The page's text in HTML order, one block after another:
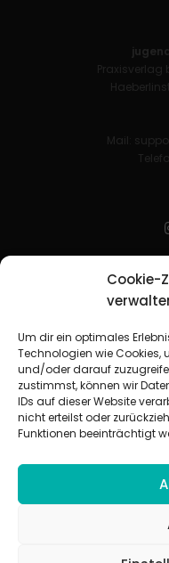
Cookie-
Um dir ein optimales
Technologien wie Cookies,
und/oder darauf
zustimmst, können wir
IDs auf dieser Website
nicht erteilst oder
Funktionen beeinträchtigt
Mail:
Mitarbeitende in der
Erwachsenenarbeit. Aufjo
CVJM-Landesverband
CVJM-Westbund e. V.|